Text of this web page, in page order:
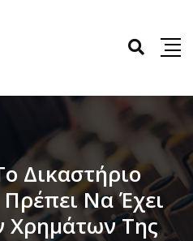
Δικαστήριο
Να Έχει
Χρημάτων Της